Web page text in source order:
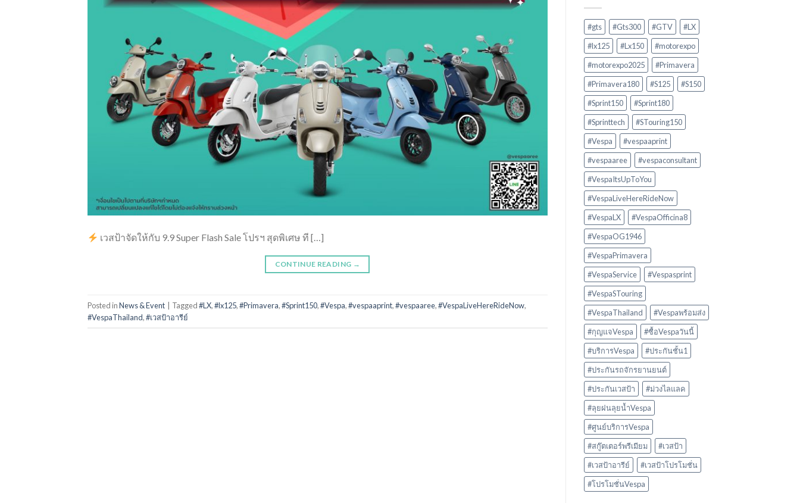
เวสป้าจัดให้กับ 9.9 Super Flash Sale โปรฯ สุดพิเศษ ที […]
CONTINUE READING →
Posted inNews & Event Tagged#LX,#lx125,#Primavera,#Sprint150,#Vespa,#vespaaprint,#vespaaree,#VespaLiveHereRideNow,
#VespaThailand,#เวสป้าอารีย์
#gts #Gts300 #GTV
#LX
#lx125
#Lx150
#motorexpo
#motorexpo2025
#Primavera
#Primavera180
#S125
#S150
#Sprint150
#Sprint180
#Sprinttech
#STouring150
#Vespa
#vespaaprint
#vespaaree
#vespaconsultant
#VespaItsUpToYou
#VespaLiveHereRideNow
#VespaLX
#VespaOfficina8
#VespaOG1946
#VespaPrimavera
#VespaService
#Vespasprint
#VespaSTouring
#VespaThailand
#Vespaพร้อมส่ง
#กุญแจVespa
#ซื้อVespaวันนี้
#บริการVespa
#ประกันชั้น1
#ประกันรถจักรยานยนต์
#ประกันเวสป้า
#ม่วงไลแลค
#ลุยฝนลุยน้ำVespa
#ศูนย์บริการVespa
#สกู๊ตเตอร์พรีเมียม
#เวสป้า
#เวสป้าอารีย์
#เวสป้าโปรโมชั่น
#โปรโมชั่นVespa